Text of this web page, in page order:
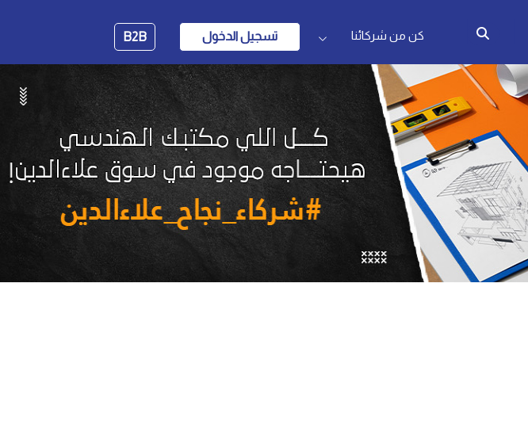
كن من شركائنا تسجيل الدخول B2B